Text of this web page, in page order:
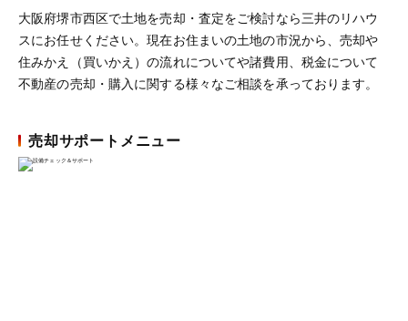
大阪府堺市西区で土地を売却・査定をご検討なら三井のリハウ
スにお任せください。現在お住まいの土地の市況から、売却や
住みかえ（買いかえ）の流れについてや諸費用、税金について
不動産の売却・購入に関する様々なご相談を承っております。
売却サポートメニュー